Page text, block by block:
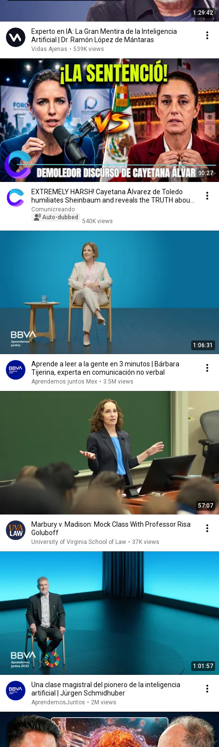
1:29:42
Experto en IA: La Gran Mentira de la Inteligencia
Artificial | Dr. Ramón López de Mántaras
Vidas Ajenas • 539K views
30:27
EXTREMELY HARSH! Cayetana Álvarez de Toledo
humiliates Sheinbaum and reveals the TRUTH about
Mexico
Comunicreando
Auto-dubbed
540K views
1:06:31
Aprende a leer a la gente en 3 minutos | Bárbara
Tijerina, experta en comunicación no verbal
Aprendemos juntos Mex • 3.5M views
57:07
Marbury v. Madison: Mock Class With Professor Risa
Goluboff
University of Virginia School of Law • 37K views
1:01:57
Una clase magistral del pionero de la inteligencia
artificial | Jürgen Schmidhuber
AprendemosJuntos • 2M views